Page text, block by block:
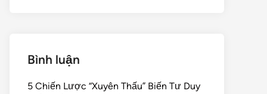
Bình luận
5 Chiến Lược “Xuyên Thấu” Biến Tư Duy